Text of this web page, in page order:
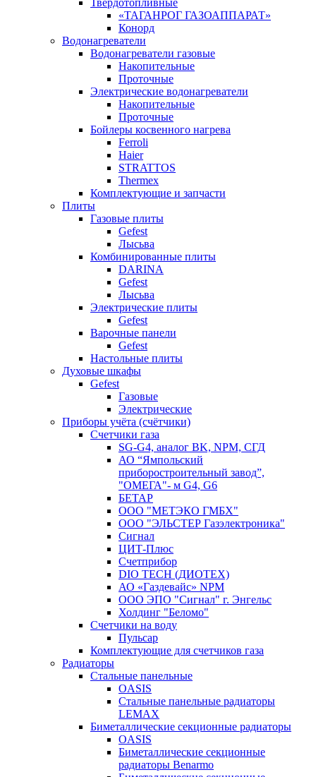
Твердотопливные
«ТАГАНРОГ ГАЗОАППАРАТ»
Конорд
Водонагреватели
Водонагреватели газовые
Накопительные
Проточные
Электрические водонагреватели
Накопительные
Проточные
Бойлеры косвенного нагрева
Ferroli
Haier
STRATTOS
Thermex
Комплектующие и запчасти
Плиты
Газовые плиты
Gefest
Лысьва
Комбинированные плиты
DARINA
Gefest
Лысьва
Электрические плиты
Gefest
Варочные панели
Gefest
Настольные плиты
Духовые шкафы
Gefest
Газовые
Электрические
Приборы учёта (счётчики)
Счетчики газа
SG-G4, аналог BK, NPM, СГД
АО “Ямпольский
приборостроительный завод”,
"ОМЕГА"- м G4, G6
БЕТАР
ООО "МЕТЭКО ГМБХ"
ООО "ЭЛЬСТЕР Газэлектроника"
Сигнал
ЦИТ-Плюс
Счетприбор
DIO TECH (ДИОТЕХ)
АО «Газдевайс» NPM
ООО ЭПО "Сигнал" г. Энгельс
Холдинг "Беломо"
Счетчики на воду
Пульсар
Комплектующие для счетчиков газа
Радиаторы
Стальные панельные
OASIS
Стальные панельные радиаторы
LEMAX
Биметаллические секционные радиаторы
OASIS
Биметаллические секционные
радиаторы Benarmo